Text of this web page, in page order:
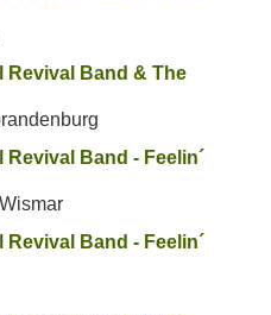
Revival Band & The
Band - Feelin´
Band - Feelin´